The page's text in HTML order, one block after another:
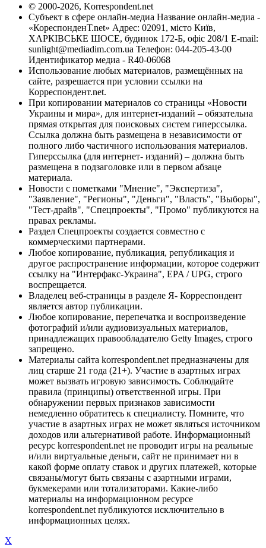
© 2000-2026, Korrespondent.net
Субъект в сфере онлайн-медиа Название онлайн-медиа -
«КореспонденТ.net» Адрес: 02091, місто Київ,
ХАРКІВСЬКЕ ШОСЕ, будинок 172-Б, офіс 208/1 E-mail:
sunlight@mediadim.com.ua Телефон: 044-205-43-00
Идентификатор медиа - R40-06068
Использование любых материалов, размещённых на
сайте, разрешается при условии ссылки на
Корреспондент.net.
При копировании материалов со страницы «Новости
Украины и мира», для интернет-изданий – обязательна
прямая открытая для поисковых систем гиперссылка.
Ссылка должна быть размещена в независимости от
полного либо частичного использования материалов.
Гиперссылка (для интернет- изданий) – должна быть
размещена в подзаголовке или в первом абзаце
материала.
Новости с пометками "Мнение", "Экспертиза",
"Заявление", "Регионы", "Деньги", "Власть", "Выборы",
"Тест-драйв", "Спецпроекты", "Промо" публикуются на
правах рекламы.
Раздел Спецпроекты создается совместно с
коммерческими партнерами.
Любое копирование, публикация, републикация и
другое распространение информации, которое содержит
ссылку на "Интерфакс-Украина", EPA / UPG, строго
воспрещается.
Владелец веб-страницы в разделе Я- Корреспондент
является автор публикации.
Любое копирование, перепечатка и воспроизведение
фотографий и/или аудиовизуальных материалов,
принадлежащих правообладателю Getty Images, строго
запрещено.
Материалы сайта korrespondent.net предназначены для
лиц старше 21 года (21+). Участие в азартных играх
может вызвать игровую зависимость. Соблюдайте
правила (принципы) ответственной игры. При
обнаружении первых признаков зависимости
немедленно обратитесь к специалисту. Помните, что
участие в азартных играх не может являться источником
доходов или альтернативой работе. Информационный
ресурс korrespondent.net не проводит игры на реальные
и/или виртуальные деньги, сайт не принимает ни в
какой форме оплату ставок и других платежей, которые
связаны/могут быть связаны с азартными играми,
букмекерами или тотализаторами. Какие-либо
материалы на информационном ресурсе
korrespondent.net публикуются исключительно в
информационных целях.
X